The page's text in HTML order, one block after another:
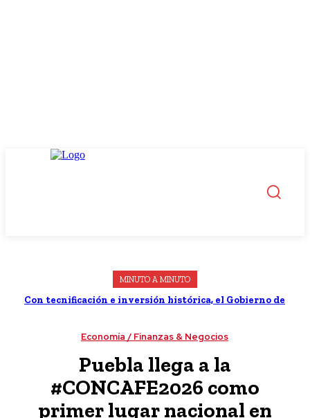
MINUTO A MINUTO
Con tecnificación e inversión histórica, el Gobierno de
Economía / Finanzas & Negocios
Puebla llega a la
#CONCAFE2026 como
primer lugar nacional en